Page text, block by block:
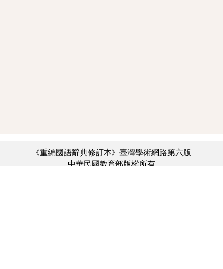
《重編國語辭典修訂本》臺灣學術網路第六版
中華民國教育部版權所有